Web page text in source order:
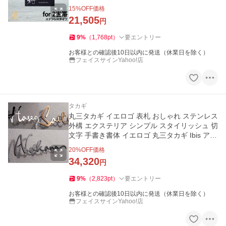
15%OFF価格
21,505円
9% （ 1,768pt） 要エントリー
お客様との確認後10日以内に発送（休業日を除く）
フェイスサインYahoo!店
タカギ
丸三タカギ イエロゴ 表札 おしゃれ ステンレス
外構 エクステリア シンプル スタイリッシュ 切
文字 手書き書体 イエロゴ 丸三タカギ Ibis アイ
20%OFF価格
34,320円
9% （2,823pt） 要エントリー
お客様との確認後10日以内に発送（休業日を除く）
フェイスサインYahoo!店